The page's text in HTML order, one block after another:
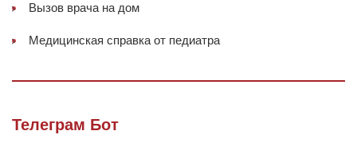
Вызов врача на дом
Медицинская справка от педиатра
Телеграм Бот